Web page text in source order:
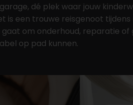
dé plek waar jouw
is een trouwe reisgenoot
om onderhoud, reparatie
op pad kunnen.